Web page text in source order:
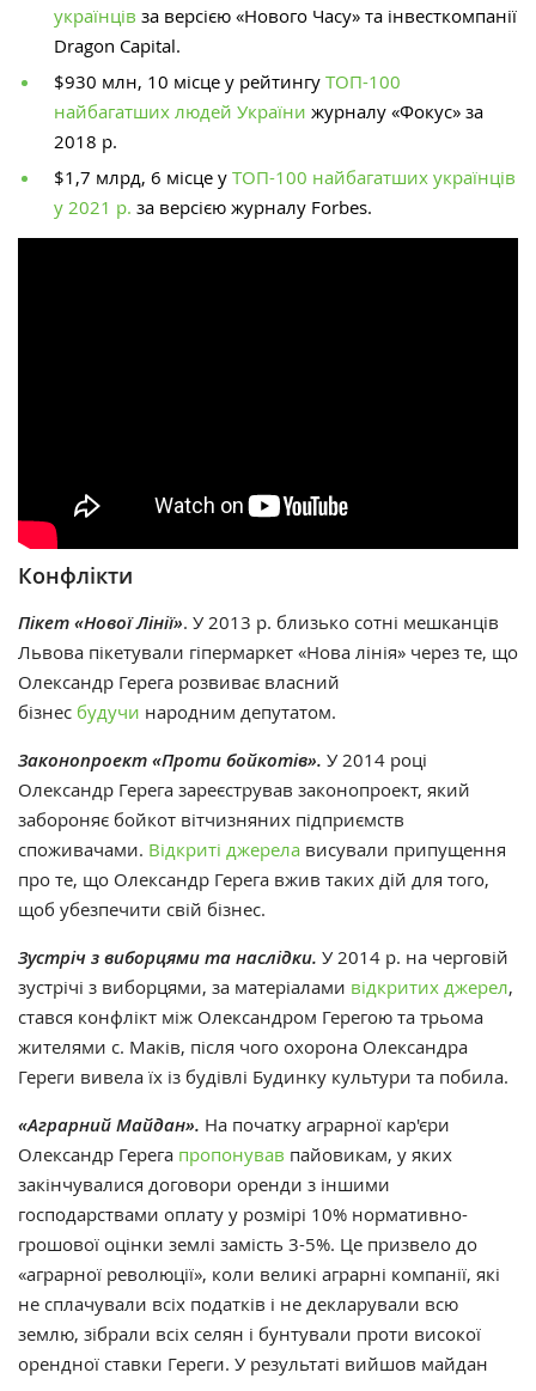
українців за версією «Нового Часу» та інвесткомпанії
Dragon Capital.
$930 млн, 10 місце у рейтингу ТОП-100
найбагатших людей України журналу «Фокус» за
2018 р.
$1,7 млрд, 6 місце у ТОП-100 найбагатших українців
у 2021 р. за версією журналу Forbes.
Конфлікти
Пікет «Нової Лінії». У 2013 р. близько сотні мешканців
Львова пікетували гіпермаркет «Нова лінія» через те, що
Олександр Герега розвиває власний
бізнес будучи народним депутатом.
Законопроект «Проти бойкотів». У 2014 році
Олександр Герега зареєстрував законопроект, який
забороняє бойкот вітчизняних підприємств
споживачами. Відкриті джерела висували припущення
про те, що Олександр Герега вжив таких дій для того,
щоб убезпечити свій бізнес.
Зустріч з виборцями та наслідки. У 2014 р. на черговій
зустрічі з виборцями, за матеріалами відкритих джерел,
стався конфлікт між Олександром Герегою та трьома
жителями с. Маків, після чого охорона Олександра
Гереги вивела їх із будівлі Будинку культури та побила.
«Аграрний Майдан». На початку аграрної кар'єри
Олександр Герега пропонував пайовикам, у яких
закінчувалися договори оренди з іншими
господарствами оплату у розмірі 10% нормативно-
грошової оцінки землі замість 3-5%. Це призвело до
«аграрної революції», коли великі аграрні компанії, які
не сплачували всіх податків і не декларували всю
землю, зібрали всіх селян і бунтували проти високої
орендної ставки Гереги. У результаті вийшов майдан